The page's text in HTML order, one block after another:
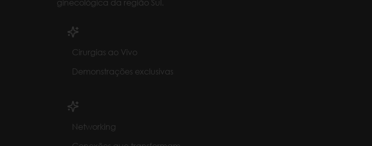
Cirurgias ao Vivo
Demonstrações exclusivas
Networking